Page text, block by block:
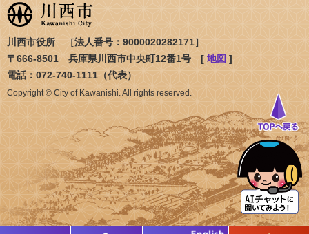
川西市役所 ［法人番号：9000020282171］
〒666-8501 兵庫県川西市中央町12番1号 [ 地図 ]
電話：072-740-1111（代表）
Copyright © City of Kawanishi. All rights reserved.